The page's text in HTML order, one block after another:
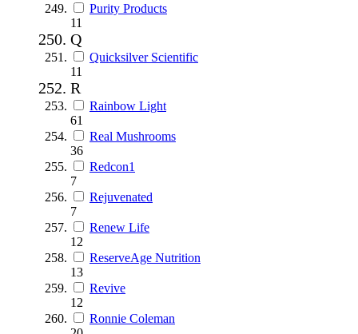
Purity Products
11
Q
Quicksilver Scientific
11
R
Rainbow Light
61
Real Mushrooms
36
Redcon1
7
Rejuvenated
7
Renew Life
12
ReserveAge Nutrition
13
Revive
12
Ronnie Coleman